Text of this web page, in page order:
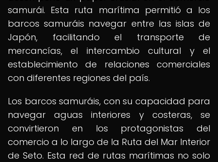
samurái. Esta ruta marítima permitió a los
barcos samuráis navegar entre las islas de
Japón, facilitando el transporte de
mercancías, el intercambio cultural y el
establecimiento de relaciones comerciales
con diferentes regiones del país.
Los barcos samuráis, con su capacidad para
navegar aguas interiores y costeras, se
convirtieron en los protagonistas del
comercio a lo largo de la Ruta del Mar Interior
de Seto. Esta red de rutas marítimas no solo